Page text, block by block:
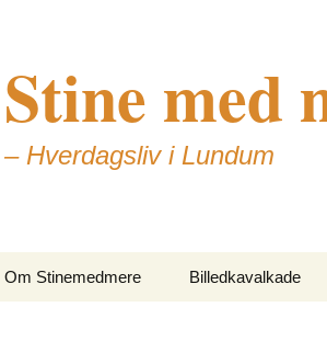
Stine med
– Hverdagsliv i Lundum
Om Stinemedmere Billedkavalkade